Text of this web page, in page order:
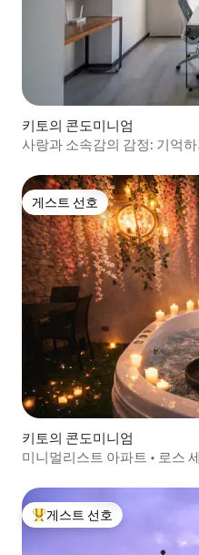
키토의 콘도미니엄
사랑과 소속감의 감정: 기억하
게스트 선호
게스트 선호
키토의 콘도미니엄
미니멀리스트 아파트 • 로스
상위 게스트 선호
게스트 선호